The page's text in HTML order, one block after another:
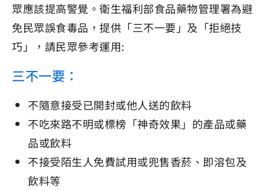
眾應該提高警覺。衛生福利部食品藥物管理署為避
免民眾誤食毒品，提供「三不一要」及「拒絕技
巧」，請民眾參考運用:
三不一要：
不隨意接受已開封或他人送的飲料
不吃來路不明或標榜「神奇效果」的產品或藥
品或飲料
不接受陌生人免費試用或兜售香菸、即溶包及
飲料等